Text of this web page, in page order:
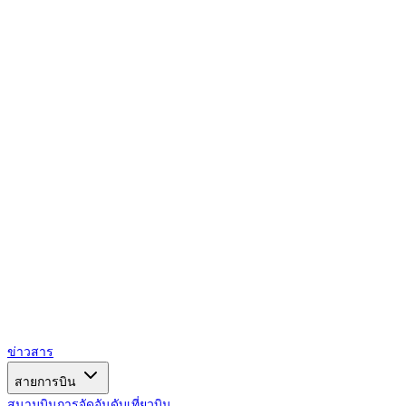
ข่าวสาร
สายการบิน